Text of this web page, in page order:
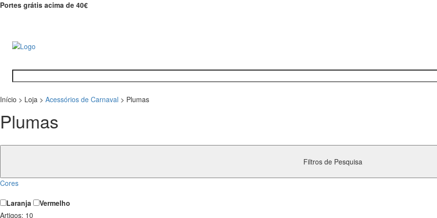
Portes grátis acima de 40€
Início > Loja > Acessórios de Carnaval > Plumas
Plumas
Filtros de Pesquisa
Cores
Laranja
Vermelho
Artigos: 10